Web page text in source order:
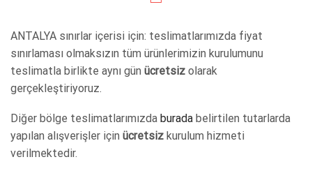
ANTALYA sınırlar içerisi için: teslimatlarımızda fiyat
sınırlaması olmaksızın tüm ürünlerimizin kurulumunu
teslimatla birlikte aynı gün ücretsiz olarak
gerçekleştiriyoruz.
Diğer bölge teslimatlarımızda burada belirtilen tutarlarda
yapılan alışverişler için ücretsiz kurulum hizmeti
verilmektedir.